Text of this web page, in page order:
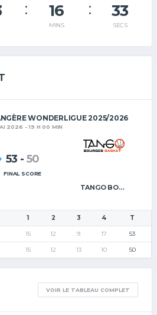
16
MINS
33
SECS
WONDERLIGUE 2025/2026
2026 - 19 H 00 MIN
TANGO BOURGES BASKET
53 - 50
FINAL SCORE
1 2 3 4 T
15 12 9 17 53
15 12 13 10 50
VOIR LE TABLEAU COMPLET